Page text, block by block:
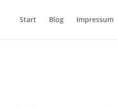
Start Blog Impressum